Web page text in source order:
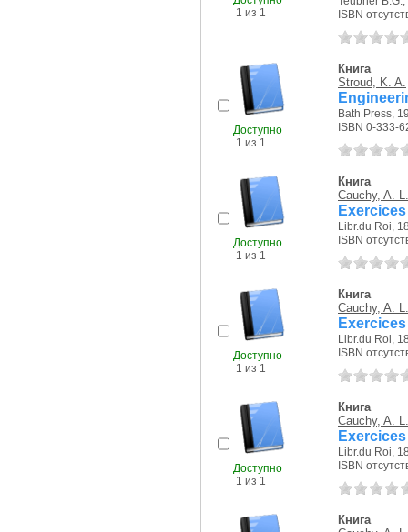
1 из 1
ISBN
Доступно
1 из 1
Книга
Stroud, K. A.
Bath Press,
ISBN 0-333-
Доступно
1 из 1
Книга
Cauchy, A. L.
Libr.du Roi,
ISBN
Доступно
1 из 1
Книга
Cauchy, A. L.
Libr.du Roi,
ISBN
Доступно
1 из 1
Книга
Cauchy, A. L.
Libr.du Roi,
ISBN
Книга